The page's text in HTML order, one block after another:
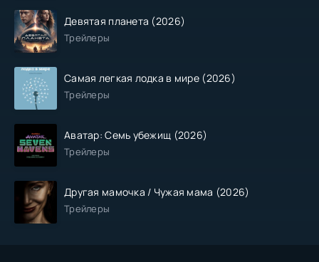
Девятая планета (2026)
Трейлеры
Самая легкая лодка в мире (2026)
Трейлеры
Аватар: Семь убежищ (2026)
Трейлеры
Другая мамочка / Чужая мама (2026)
Трейлеры